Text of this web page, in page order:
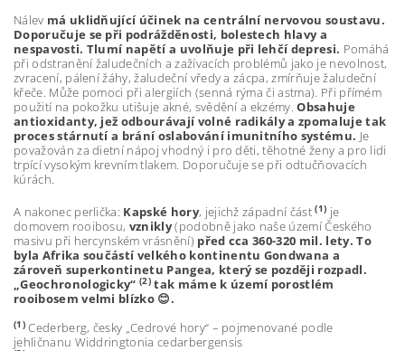
Nálev má uklidňující účinek na centrální nervovou soustavu.
Doporučuje se při podrážděnosti, bolestech hlavy a
nespavosti. Tlumí napětí a uvolňuje při lehčí depresi. Pomáhá
při odstranění žaludečních a zažívacích problémů jako je nevolnost,
zvracení, pálení žáhy, žaludeční vředy a zácpa, zmírňuje žaludeční
křeče. Může pomoci při alergiích (senná rýma či astma). Při přímém
použití na pokožku utišuje akné, svědění a ekzémy.Obsahuje
antioxidanty, jež odbourávají volné radikály a zpomaluje tak
proces stárnutí a brání oslabování imunitního systému. Je
považován za dietní nápoj vhodný i pro děti, těhotné ženy a pro lidi
trpící vysokým krevním tlakem. Doporučuje se při odtučňovacích
kúrách.
A nakonec perlička: Kapské hory, jejichž západní část(1) je
domovem rooibosu, vznikly(podobně jako naše území Českého
masivu při hercynském vrásnění) před cca 360-320 mil. lety. To
byla Afrika součástí velkého kontinentu Gondwana a
zároveň superkontinetu Pangea, který se později rozpadl.
„Geochronologicky“(2) tak máme k území porostlém
rooibosem velmi blízko 😊.
(1) Cederberg, česky „Cedrové hory“ – pojmenované podle
jehličnanu Widdringtonia cedarbergensis